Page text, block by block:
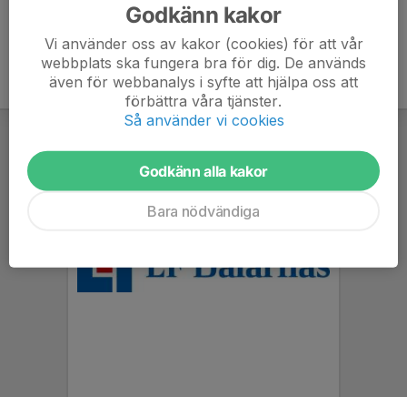
Godkänn kakor
Vi använder oss av kakor (cookies) för att vår
webbplats ska fungera bra för dig. De används
även för webbanalys i syfte att hjälpa oss att
förbättra våra tjänster.
Så använder vi cookies
Godkänn alla kakor
Bara nödvändiga